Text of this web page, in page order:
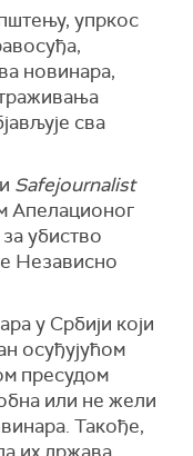
упркос
новинара,
сва
Safejournalist
Апелационог
убиство
Независно
у Србији који
осуђујућом
пресудом
или не жели
Такође,